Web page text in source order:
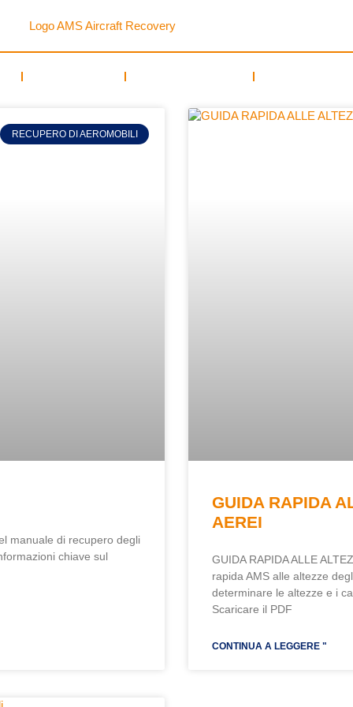
RECUPERO DI AEROMOBILI
manuale di recupero degli
chiave sul
GUIDA RAPIDA
AEREI
GUIDA RAPIDA ALLE
rapida AMS alle altezze
determinare le altezze e i
Scaricare il PDF
CONTINUA A LEGGERE "